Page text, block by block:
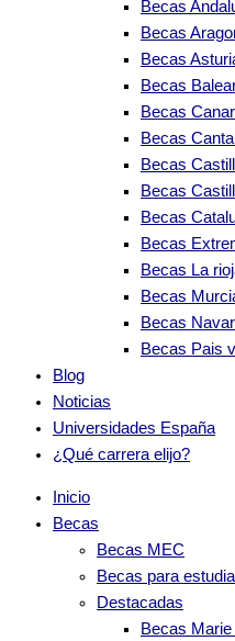
Becas
Becas
Becas
Becas
Becas
Becas
Becas
Becas
Becas
Becas
Becas La
Becas
Becas
Becas Pais
Blog
Noticias
Universidades España
¿Qué carrera elijo?
Inicio
Becas
Becas MEC
Becas para
Destacadas
Becas